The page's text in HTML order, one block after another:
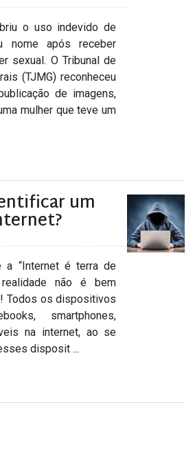
o uso indevido de
nome após receber
sexual. O Tribunal de
(TJMG) reconheceu
de imagens,
mulher que teve um
um
“Internet é terra de
realidade não é bem
Todos os dispositivos
smartphones,
na internet, ao se
disposit ...